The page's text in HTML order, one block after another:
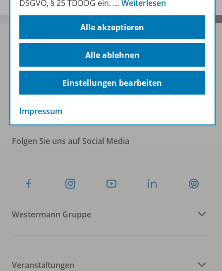
Zum Newsletter anmelden
Folgen Sie uns auf Social Media
Westermann Gruppe
Veranstaltungen
DSGVO, § 25 TDDDG ein. … Weiterlesen
Alle akzeptieren
Alle ablehnen
Einstellungen bearbeiten
Impressum